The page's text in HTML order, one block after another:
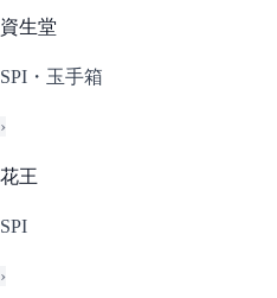
資生堂
SPI・玉手箱
›
花王
SPI
›